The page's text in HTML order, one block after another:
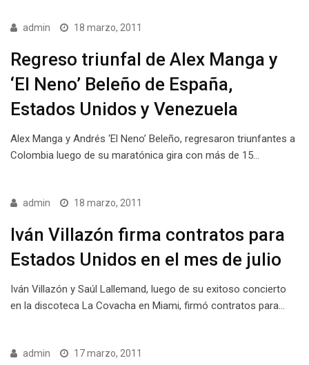
admin 18 marzo, 2011
Regreso triunfal de Alex Manga y
‘El Neno’ Beleño de España,
Estados Unidos y Venezuela
Alex Manga y Andrés ‘El Neno’ Beleño, regresaron triunfantes a
Colombia luego de su maratónica gira con más de 15…
admin 18 marzo, 2011
Iván Villazón firma contratos para
Estados Unidos en el mes de julio
Iván Villazón y Saúl Lallemand, luego de su exitoso concierto
en la discoteca La Covacha en Miami, firmó contratos para…
admin 17 marzo, 2011